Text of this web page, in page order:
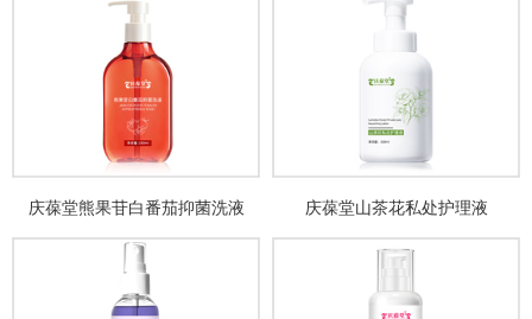
庆葆堂熊果苷白番茄抑菌洗液 庆葆堂山茶花私处护理液